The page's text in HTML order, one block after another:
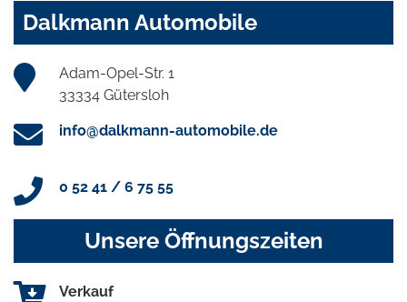
Dalkmann Automobile
Adam-Opel-Str. 1
33334 Gütersloh
info@dalkmann-automobile.de
0 52 41 / 6 75 55
Unsere Öffnungszeiten
Verkauf